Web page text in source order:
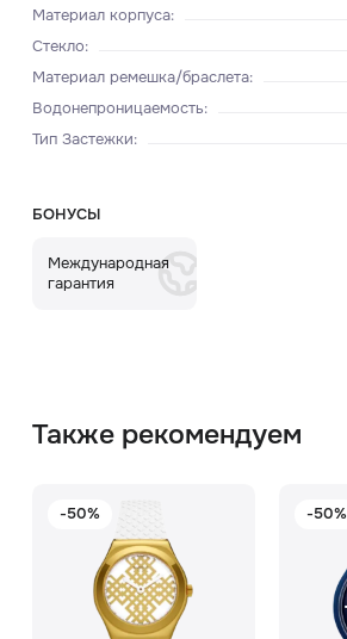
Материал корпуса:
Стекло:
Материал ремешка/браслета:
Водонепроницаемость:
Тип Застежки:
БОНУСЫ
Международная
гарантия
Также рекомендуем
-50% -50%